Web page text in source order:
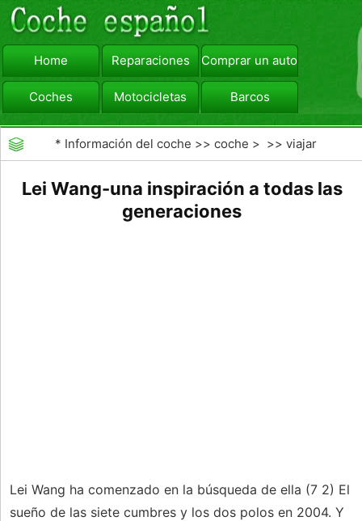
Home Reparaciones Comprar un automóvil
Coches Motocicletas Barcos
viajar Camiones
* Información del coche >>coche > >>viajar
Lei Wang-una inspiración a todas las
generaciones
Lei Wang ha comenzado en la búsqueda de ella (7 2) El
sueño de las siete cumbres y los dos polos en 2004. Y